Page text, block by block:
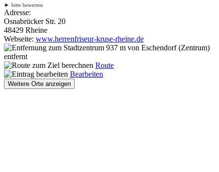
► bitte bewerten
Adresse:
Osnabrücker Str. 20
48429 Rheine
Webseite: www.herrenfriseur-kruse-rheine.de
937 m von Eschendorf (Zentrum)
entfernt
Route
Bearbeiten
Weitere Orte anzeigen